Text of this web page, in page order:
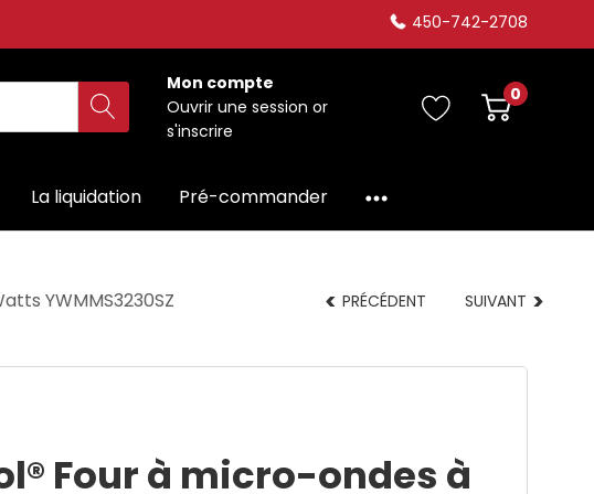
450-742-2708
Mon compte
Ouvrir une session or
s'inscrire
0
La liquidation Pré-commander
YWMMS3230SZ
PRÉCÉDENT SUIVANT
Four à micro-ondes à